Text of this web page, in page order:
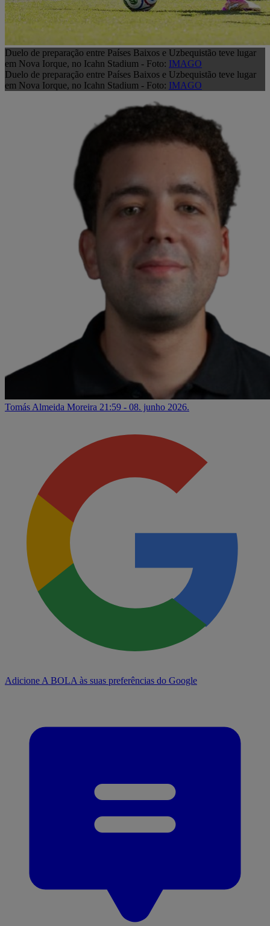
Duelo de preparação entre Países Baixos e Uzbequistão teve lugar
em Nova Iorque, no Icahn Stadium - Foto: IMAGO
Duelo de preparação entre Países Baixos e Uzbequistão teve lugar
em Nova Iorque, no Icahn Stadium - Foto: IMAGO
Tomás Almeida Moreira 21:59 - 08. junho 2026.
Adicione A BOLA às suas preferências do Google